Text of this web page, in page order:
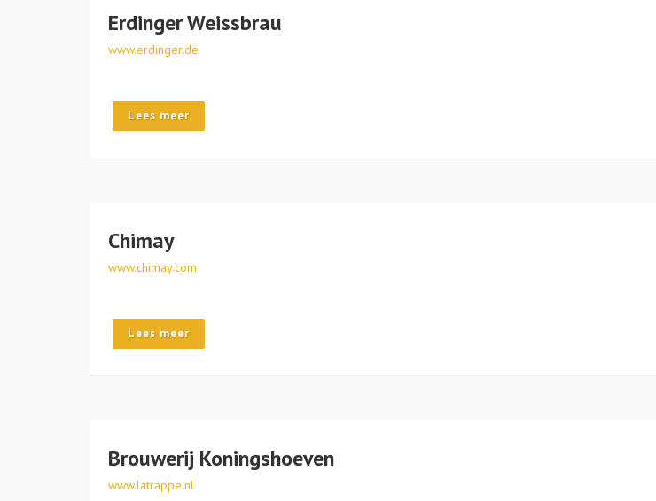
Erdinger Weissbrau
www.erdinger.de
Lees meer
Chimay
www.chimay.com
Lees meer
Brouwerij Koningshoeven
www.latrappe.nl